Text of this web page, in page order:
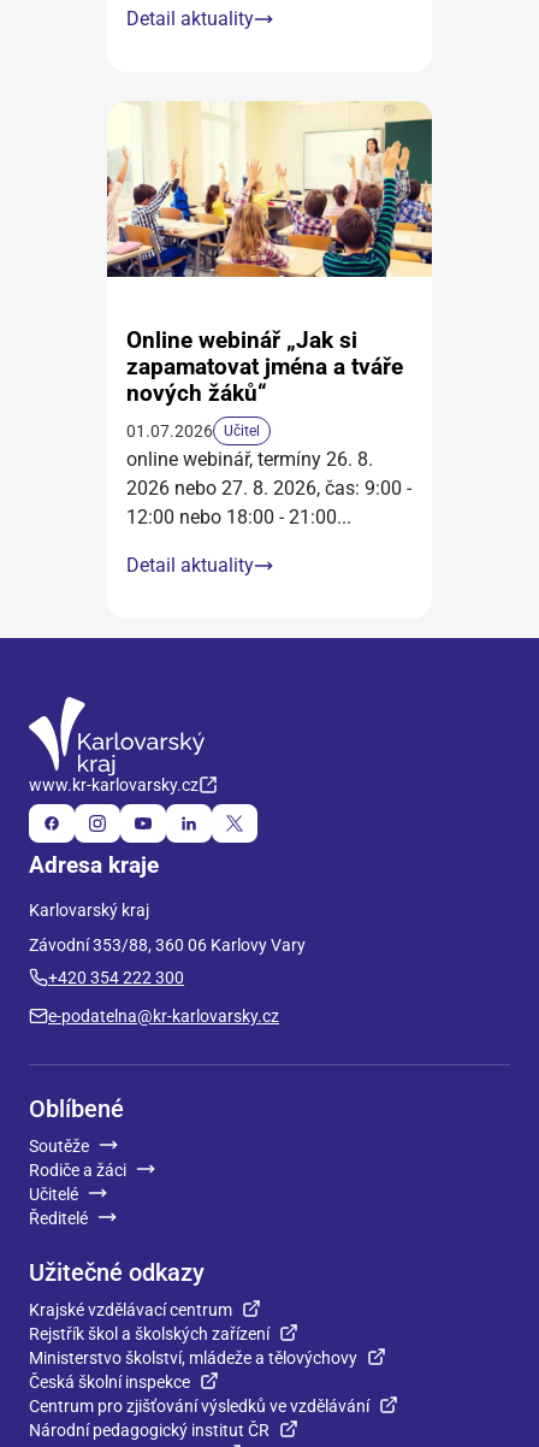
Detail aktuality
Online webinář „Jak si
zapamatovat jména a tváře
nových žáků“
01.07.2026 Učitel
online webinář, termíny 26. 8.
2026 nebo 27. 8. 2026, čas: 9:00 -
12:00 nebo 18:00 - 21:00...
Detail aktuality
www.kr-karlovarsky.cz
Adresa kraje
Karlovarský kraj
Závodní 353/88, 360 06 Karlovy Vary
+420 354 222 300
e-podatelna@kr-karlovarsky.cz
Oblíbené
Soutěže
Rodiče a žáci
Učitelé
Ředitelé
Užitečné odkazy
Krajské vzdělávací centrum
Rejstřík škol a školských zařízení
Ministerstvo školství, mládeže a tělovýchovy
Česká školní inspekce
Centrum pro zjišťování výsledků ve vzdělávání
Národní pedagogický institut ČR